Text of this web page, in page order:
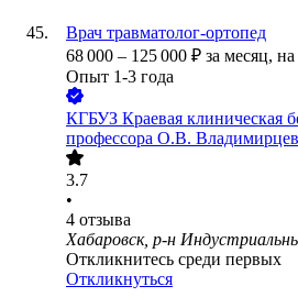
Врач травматолог-ортопед
68 000 – 125 000 ₽ за месяц, на
Опыт 1-3 года
КГБУЗ Краевая клиническая
профессора О.В.
3.7
•
4 отзыва
Хабаровск, р-н
Откликнитесь среди первых
Откликнуться